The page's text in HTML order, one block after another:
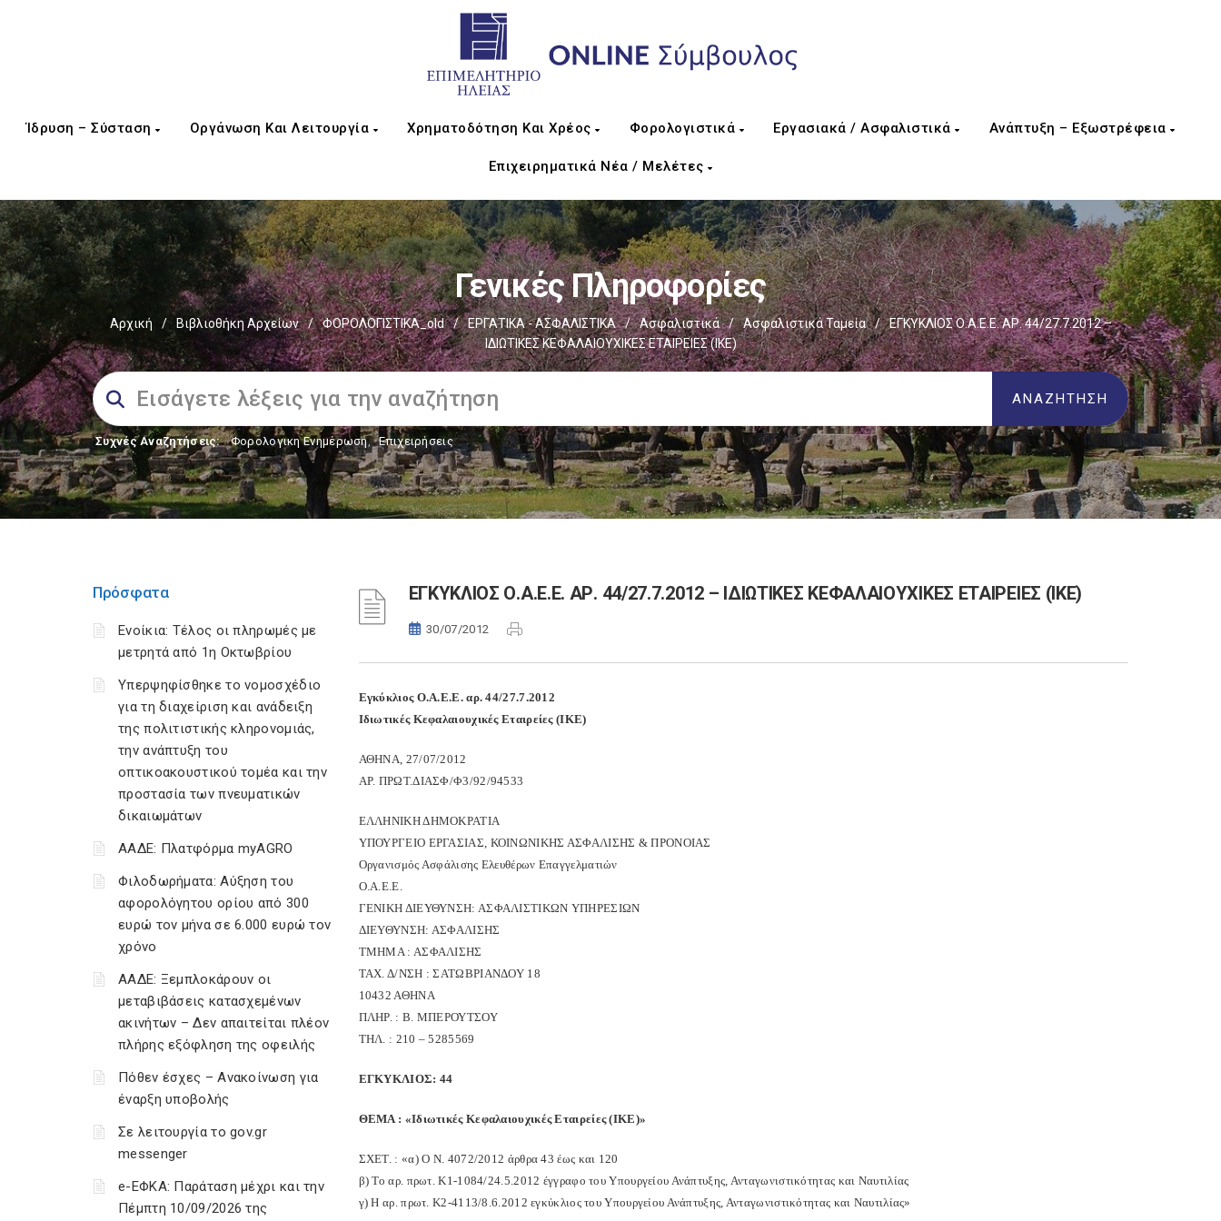
Ίδρυση – Σύσταση Οργάνωση Και Λειτουργία Χρηματοδότηση Και Χρέος Φορολογιστικά Εργασιακά / Ασφαλιστικά Ανάπτυξη – Εξωστρέφεια
Επιχειρηματικά Νέα / Μελέτες
Γενικές Πληροφορίες
Αρχική / Βιβλιοθήκη Αρχείων / ΦΟΡΟΛΟΓΙΣΤΙΚΑ_old / ΕΡΓΑΤΙΚΑ - ΑΣΦΑΛΙΣΤΙΚΑ / Ασφαλιστικά / Ασφαλιστικά Ταμεία /
ΕΓΚΥΚΛΙΟΣ Ο.Α.Ε.Ε. ΑΡ. 44/27.7.2012 –
ΙΔΙΩΤΙΚΕΣ ΚΕΦΑΛΑΙΟΥΧΙΚΕΣ ΕΤΑΙΡΕΙΕΣ (ΙΚΕ)
Συχνές Αναζητήσεις: Φορολογικη Ενημέρωση, Επιχειρήσεις
Πρόσφατα
Ενοίκια: Τέλος οι πληρωμές με
μετρητά από 1η Οκτωβρίου
Υπερψηφίσθηκε το νομοσχέδιο
για τη διαχείριση και ανάδειξη
της πολιτιστικής κληρονομιάς,
την ανάπτυξη του
οπτικοακουστικού τομέα και την
προστασία των πνευματικών
δικαιωμάτων
ΑΑΔΕ: Πλατφόρμα myAGRO
Φιλοδωρήματα: Αύξηση του
αφορολόγητου ορίου από 300
ευρώ τον μήνα σε 6.000 ευρώ τον
χρόνο
ΑΑΔΕ: Ξεμπλοκάρουν οι
μεταβιβάσεις κατασχεμένων
ακινήτων – Δεν απαιτείται πλέον
πλήρης εξόφληση της οφειλής
Πόθεν έσχες – Ανακοίνωση για
έναρξη υποβολής
Σε λειτουργία το gov.gr
messenger
e-ΕΦΚΑ: Παράταση μέχρι και την
Πέμπτη 10/09/2026 της
ΕΓΚΥΚΛΙΟΣ Ο.Α.Ε.Ε. ΑΡ. 44/27.7.2012 – ΙΔΙΩΤΙΚΕΣ ΚΕΦΑΛΑΙΟΥΧΙΚΕΣ ΕΤΑΙΡΕΙΕΣ (ΙΚΕ)
30/07/2012
Εγκύκλιος Ο.Α.Ε.Ε. αρ. 44/27.7.2012
Ιδιωτικές Κεφαλαιουχικές Εταιρείες (ΙΚΕ)
ΑΘΗΝΑ, 27/07/2012
ΑΡ. ΠΡΩΤ.ΔΙΑΣΦ/Φ3/92/94533
ΕΛΛΗΝΙΚΗ ΔΗΜΟΚΡΑΤΙΑ
ΥΠΟΥΡΓΕΙΟ ΕΡΓΑΣΙΑΣ, ΚΟΙΝΩΝΙΚΗΣ ΑΣΦΑΛΙΣΗΣ & ΠΡΟΝΟΙΑΣ
Οργανισμός Ασφάλισης Ελευθέρων Επαγγελματιών
Ο.Α.Ε.Ε.
ΓΕΝΙΚΗ ΔΙΕΥΘΥΝΣΗ: ΑΣΦΑΛΙΣΤΙΚΩΝ ΥΠΗΡΕΣΙΩΝ
ΔΙΕΥΘΥΝΣΗ: ΑΣΦΑΛΙΣΗΣ
ΤΜΗΜΑ : ΑΣΦΑΛΙΣΗΣ
ΤΑΧ. Δ/ΝΣΗ : ΣΑΤΩΒΡΙΑΝΔΟΥ 18
10432 ΑΘΗΝΑ
ΠΛΗΡ. : Β. ΜΠΕΡΟΥΤΣΟΥ
ΤΗΛ. : 210 – 5285569
ΕΓΚΥΚΛΙΟΣ: 44
ΘΕΜΑ : «Ιδιωτικές Κεφαλαιουχικές Εταιρείες (ΙΚΕ)»
ΣΧΕΤ. : «α) Ο Ν. 4072/2012 άρθρα 43 έως και 120
β) Το αρ. πρωτ. Κ1-1084/24.5.2012 έγγραφο του Υπουργείου Ανάπτυξης, Ανταγωνιστικότητας και Ναυτιλίας
γ) Η αρ. πρωτ. Κ2-4113/8.6.2012 εγκύκλιος του Υπουργείου Ανάπτυξης, Ανταγωνιστικότητας και Ναυτιλίας»